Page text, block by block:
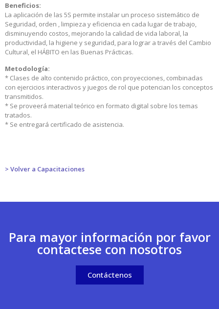
Beneficios:
La aplicación de las 5S permite instalar un proceso sistemático de
Seguridad, orden , limpieza y eficiencia en cada lugar de trabajo,
disminuyendo costos, mejorando la calidad de vida laboral, la
productividad, la higiene y seguridad, para lograr a través del Cambio
Cultural, el HÁBITO en las Buenas Prácticas.
Metodología:
* Clases de alto contenido práctico, con proyecciones, combinadas
con ejercicios interactivos y juegos de rol que potencian los conceptos
transmitidos.
* Se proveerá material teórico en formato digital sobre los temas
tratados.
* Se entregará certificado de asistencia.
> Volver a Capacitaciones
Para mayor información por favor
contactese con nosotros
Contáctenos